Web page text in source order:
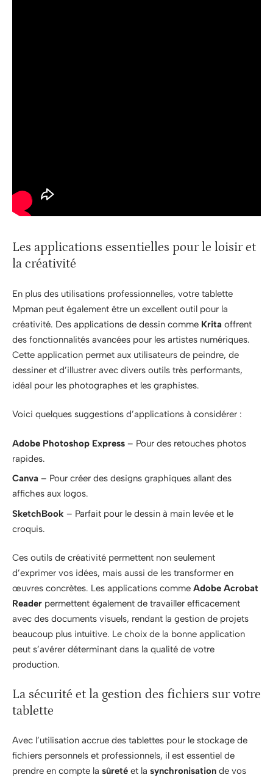
Les applications essentielles pour le loisir et
la créativité
En plus des utilisations professionnelles, votre tablette
Mpman peut également être un excellent outil pour la
créativité. Des applications de dessin comme Krita offrent
des fonctionnalités avancées pour les artistes numériques.
Cette application permet aux utilisateurs de peindre, de
dessiner et d’illustrer avec divers outils très performants,
idéal pour les photographes et les graphistes.
Voici quelques suggestions d’applications à considérer :
Adobe Photoshop Express – Pour des retouches photos
rapides.
Canva – Pour créer des designs graphiques allant des
affiches aux logos.
SketchBook – Parfait pour le dessin à main levée et le
croquis.
Ces outils de créativité permettent non seulement
d’exprimer vos idées, mais aussi de les transformer en
œuvres concrètes. Les applications comme Adobe Acrobat
Reader permettent également de travailler efficacement
avec des documents visuels, rendant la gestion de projets
beaucoup plus intuitive. Le choix de la bonne application
peut s’avérer déterminant dans la qualité de votre
production.
La sécurité et la gestion des fichiers sur votre
tablette
Avec l’utilisation accrue des tablettes pour le stockage de
fichiers personnels et professionnels, il est essentiel de
prendre en compte la sûreté et la synchronisation de vos